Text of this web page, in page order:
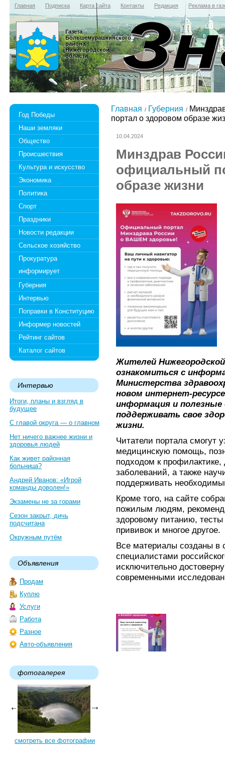
Главная Подписка Карта сайта Контакты Редакция Реклама в
Газета
Большемурашкинского
района
Нижегородской
области
Год Победы
Наши земляки
Общество
Происшествия
Культура и искусство
Экономика
Политика
Спорт
Праздники
Новости редакции
Сельское хозяйство
Прокуратура
информирует
Губерния
Интервью
Поправки в Конституцию
Информер новостей
Рейтинг сайтов
Каталог сайтов
Интервью
Итоги, планы и взгляд в
будущее
С главой округа — о главном
Нет ничего важнее жизни и
здоровья людей
Как живет районная
больница?
Андрей Иванов: «Игрой
команды доволен!»
Экзамены не за горами
Сезон закрыт, дичь
подсчитана
Окружным путём
Объявления
Продам
Куплю
Услуги
Работа
Разное
Авто-объявления
фотогалерея
смотреть все фотографии
Главная Губерния
портал о здоровом образе
10.04.2024
Минздрав
официальный
образе жизни
Жителей
ознакомиться с
Министерства
новом интернет-
информация и
поддерживать свое
жизни.
Читатели портала смогут
медицинскую помощь,
подходом к
заболеваний, а также
поддерживать
Кроме того, на сайте
пожилым людям,
здоровому питанию,
прививок и многое другое.
Все материалы созданы в
специалистами
исключительно
современными